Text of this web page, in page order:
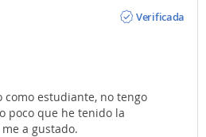
Verificada
como estudiante, no tengo
poco que he tenido la
a gustado.